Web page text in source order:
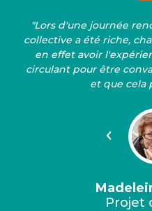
"Lors d'une journée
collective a été riche,
en effet avoir
circulant pour être
et que cela
Projet